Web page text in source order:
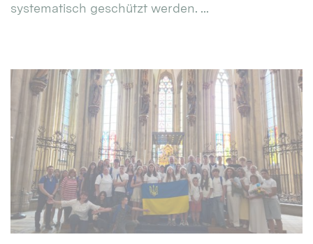
systematisch geschützt werden. ...